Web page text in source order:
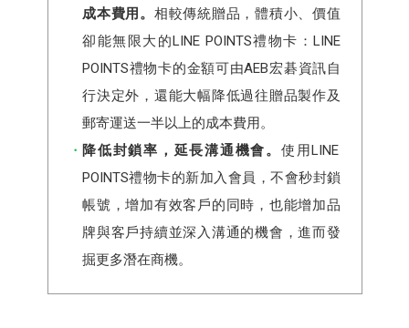
成本費用。 相較傳統贈品，體積小、價值
卻能無限大的LINE POINTS禮物卡：LINE
POINTS禮物卡的金額可由AEB宏碁資訊自
行決定外，還能大幅降低過往贈品製作及
郵寄運送一半以上的成本費用。
降低封鎖率，延長溝通機會。 使用LINE
POINTS禮物卡的新加入會員，不會秒封鎖
帳號，增加有效客戶的同時，也能增加品
牌與客戶持續並深入溝通的機會，進而發
掘更多潛在商機。